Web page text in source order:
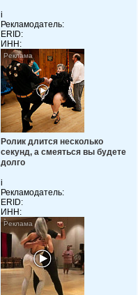
i
Рекламодатель:
ERID:
ИНН:
Ролик длится несколько
секунд, а смеяться вы будете
долго
i
Рекламодатель:
ERID:
ИНН: